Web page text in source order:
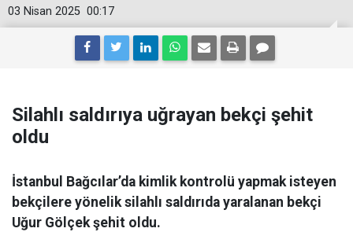
00:17
03 Nisan 2025
Silahlı saldırıya uğrayan bekçi şehit
oldu
İstanbul Bağcılar’da kimlik kontrolü yapmak isteyen
bekçilere yönelik silahlı saldırıda yaralanan bekçi
Uğur Gölçek şehit oldu.